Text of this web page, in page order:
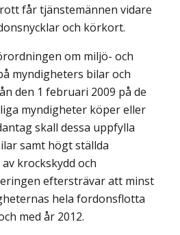
får tjänstemännen vidare
och körkort.
om miljö- och
myndigheters bilar och
den 1 februari 2009 på de
myndigheter köper eller
skall dessa uppfylla
samt högt ställda
krockskydd och
eftersträvar att minst
hela fordonsflotta
med år 2012.